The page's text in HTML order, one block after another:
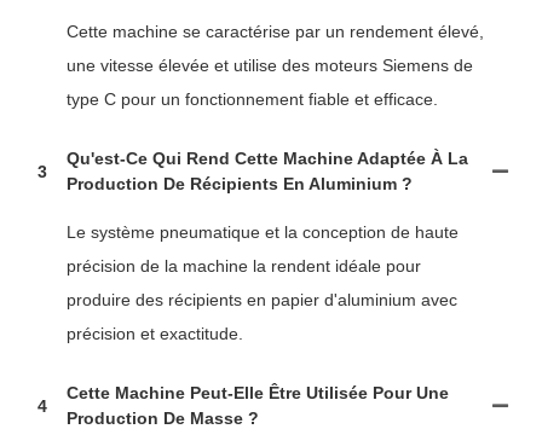
Cette machine se caractérise par un rendement élevé,
une vitesse élevée et utilise des moteurs Siemens de
type C pour un fonctionnement fiable et efficace.
3
Qu'est-Ce Qui Rend Cette Machine Adaptée À La
Production De Récipients En Aluminium ?
Le système pneumatique et la conception de haute
précision de la machine la rendent idéale pour
produire des récipients en papier d'aluminium avec
précision et exactitude.
4
Cette Machine Peut-Elle Être Utilisée Pour Une
Production De Masse ?